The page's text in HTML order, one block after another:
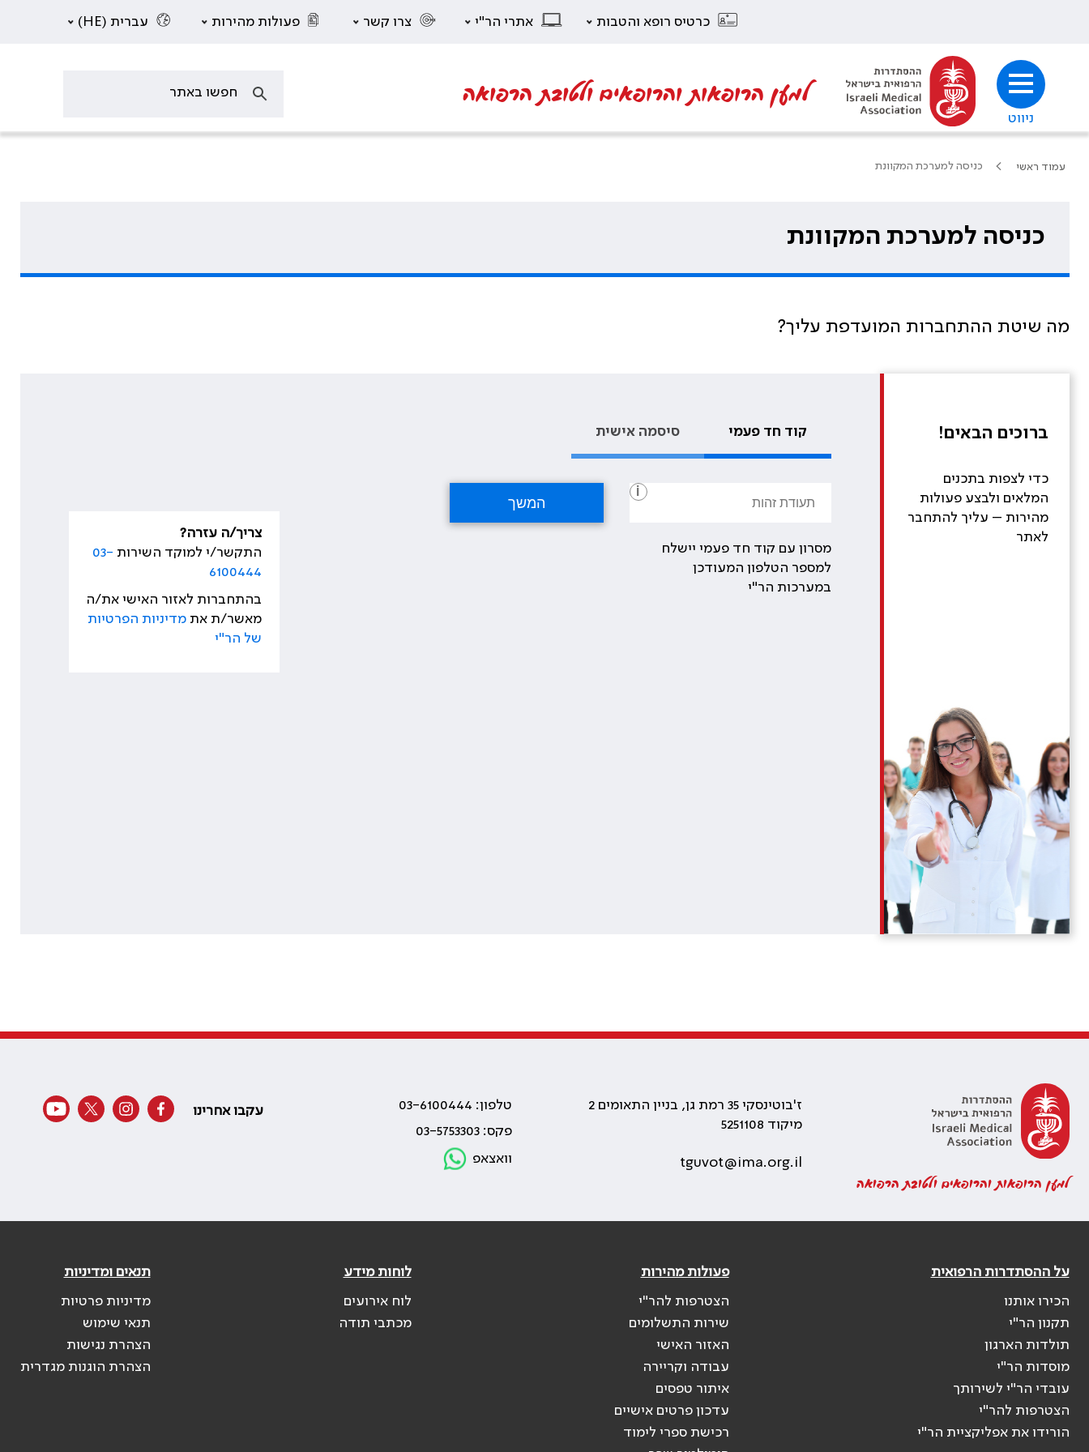
כרטיס רופא והטבות אתרי הר"י צרו קשר פעולות מהירות עברית (HE)
ניווט
למען הרופאות והרופאים ולטובת הרפואה
עמוד ראשי כניסה למערכת המקוונת
כניסה למערכת המקוונת
מה שיטת ההתחברות המועדפת עליך?
ברוכים הבאים!
כדי לצפות בתכנים
המלאים ולבצע פעולות
מהירות – עליך להתחבר
לאתר
קוד חד פעמי סיסמה אישית
i
מסרון עם קוד חד פעמי יישלח
למספר הטלפון המעודכן
במערכות הר"י
צריך/ה עזרה?
התקשר/י למוקד השירות 03-
6100444
בהתחברות לאזור האישי את/ה
מאשר/ת אתמדיניות הפרטיות
של הר"י
למען הרופאות והרופאים ולטובת הרפואה
ז'בוטינסקי 35 רמת גן, בניין התאומים 2
מיקוד 5251108
tguvot@ima.org.il
טלפון: 03-6100444
פקס: 03-5753303
וואצאפ
עקבו אחרינו
על ההסתדרות הרפואית
הכירו אותנו
תקנון הר"י
תולדות הארגון
מוסדות הר"י
עובדי הר"י לשירותך
הצטרפות להר"י
הורידו את אפליקציית הר"י
פעולות מהירות
הצטרפות להר"י
שירות התשלומים
האזור האישי
עבודה וקריירה
איתור טפסים
עדכון פרטים אישיים
רכישת ספרי לימוד
לוחות מידע
לוח אירועים
מכתבי תודה
תנאים ומדיניות
מדיניות פרטיות
תנאי שימוש
הצהרת נגישות
הצהרת הוגנות מגדרית